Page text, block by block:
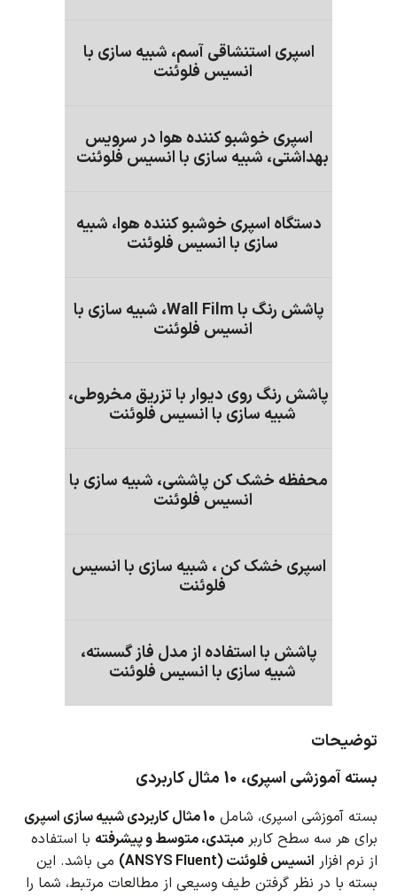
پاشش با استفاده از مدل فاز گسسته،
شبیه سازی با انسیس فلوئنت
اسپری خشک کن ، شبیه سازی با انسیس
فلوئنت
محفظه خشک کن پاششی، شبیه سازی با
انسیس فلوئنت
پاشش رنگ روی دیوار با تزریق مخروطی،
شبیه سازی با انسیس فلوئنت
پاشش رنگ با Wall Film، شبیه سازی با
انسیس فلوئنت
دستگاه اسپری خوشبو کننده هوا، شبیه
سازی با انسیس فلوئنت
اسپری خوشبو کننده هوا در سرویس
بهداشتی، شبیه سازی با انسیس فلوئنت
اسپری استنشاقی آسم، شبیه سازی با
انسیس فلوئنت
توضیحات
بسته آموزشی اسپری، 10 مثال کاربردی
بسته آموزشی اسپری، شامل 10 مثال کاربردی شبیه سازی اسپری
برای هر سه سطح کاربرمبتدی، متوسط و پیشرفته با استفاده
از نرم افزار انسیس فلوئنت (ANSYS Fluent) می باشد. این
بسته با در نظر گرفتن طیف وسیعی از مطالعات مرتبط، شما را